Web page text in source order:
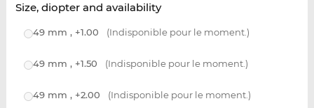
Size, diopter and availability
49 mm , +1.00 (Indisponible pour le moment.)
49 mm , +1.50 (Indisponible pour le moment.)
49 mm , +2.00 (Indisponible pour le moment.)